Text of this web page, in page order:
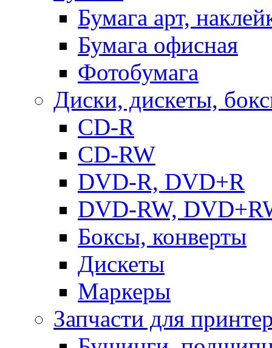
Бумага арт,
Бумага офисная
Фотобумага
Диски, дискеты,
CD-R
CD-RW
DVD-R, DVD+R
DVD-RW,
Боксы, конверты
Дискеты
Маркеры
Запчасти для